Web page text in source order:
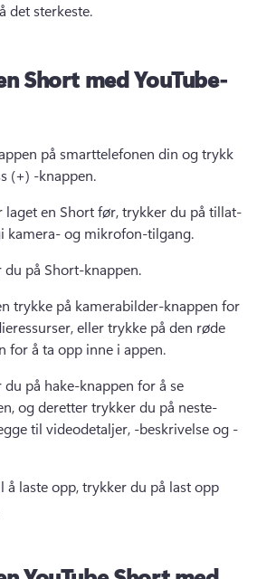
det sterkeste.
Short med YouTube-
på smarttelefonen din og trykk
(+) -knappen.
laget en Short før, trykker du på tillat-
kamera- og mikrofon-tilgang.
på Short-knappen.
trykke på kamerabilder-knappen for
eller trykke på den røde
for å ta opp inne i appen.
på hake-knappen for å se
og deretter trykker du på neste-
til videodetaljer, -beskrivelse og -
å laste opp, trykker du på last opp